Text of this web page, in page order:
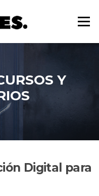
Menú
Y
Digital para